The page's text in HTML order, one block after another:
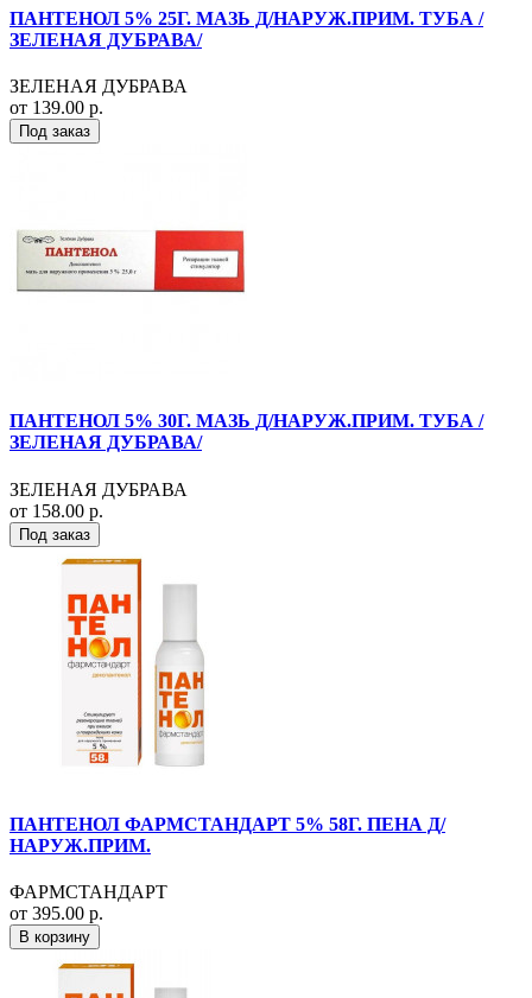
ПАНТЕНОЛ 5% 25Г. МАЗЬ Д/НАРУЖ.ПРИМ. ТУБА /
ЗЕЛЕНАЯ ДУБРАВА/
ЗЕЛЕНАЯ ДУБРАВА
от 139.00 р.
Под заказ
ПАНТЕНОЛ 5% 30Г. МАЗЬ Д/НАРУЖ.ПРИМ. ТУБА /
ЗЕЛЕНАЯ ДУБРАВА/
ЗЕЛЕНАЯ ДУБРАВА
от 158.00 р.
Под заказ
ПАНТЕНОЛ ФАРМСТАНДАРТ 5% 58Г. ПЕНА Д/
НАРУЖ.ПРИМ.
ФАРМСТАНДАРТ
от 395.00 р.
В корзину